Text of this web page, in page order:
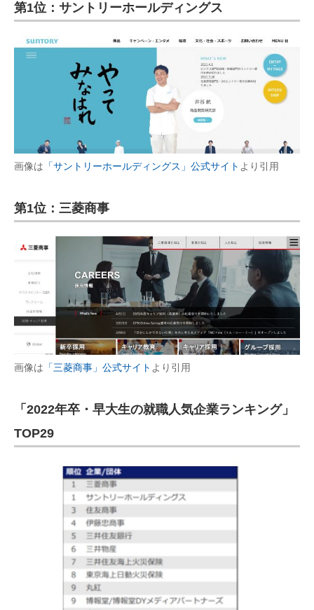
第1位：サントリーホールディングス
画像は 「サントリーホールディングス」公式サイト より引用
第1位：三菱商事
画像は 「三菱商事」公式サイト より引用
「2022年卒・早大生の就職人気企業ランキング」
TOP29